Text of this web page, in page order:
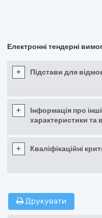
Електронні тендерні
+ Підстави для
+
Інформація про інші
характеристики та
+ Кваліфікаційні
Друкувати